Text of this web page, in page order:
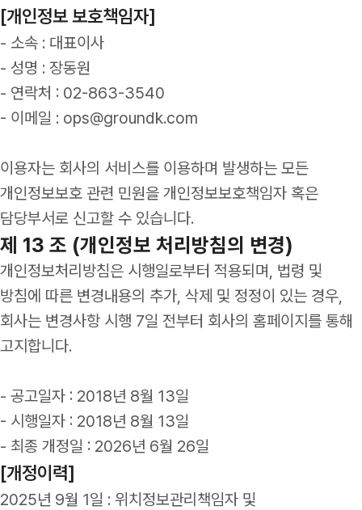
[개인정보 보호책임자]
- 소속 : 대표이사
- 성명 : 장동원
- 연락처 : 02-863-3540
- 이메일 : ops@groundk.com
이용자는 회사의 서비스를 이용하며 발생하는 모든
개인정보보호 관련 민원을 개인정보보호책임자 혹은
담당부서로 신고할 수 있습니다.
제 13 조 (개인정보 처리방침의 변경)
개인정보처리방침은 시행일로부터 적용되며, 법령 및
방침에 따른 변경내용의 추가, 삭제 및 정정이 있는 경우,
회사는 변경사항 시행 7일 전부터 회사의 홈페이지를 통해
고지합니다.
- 공고일자 : 2018년 8월 13일
- 시행일자 : 2018년 8월 13일
- 최종 개정일 : 2026년 6월 26일
[개정이력]
2025년 9월 1일 : 위치정보관리책임자 및